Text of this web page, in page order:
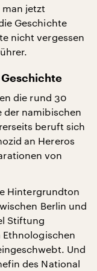
man jetzt
Geschichte
nicht vergessen
die rund 30
der namibischen
beruft sich
an Hereros
von
Hintergrundton
Berlin und
Stiftung
Und
des National